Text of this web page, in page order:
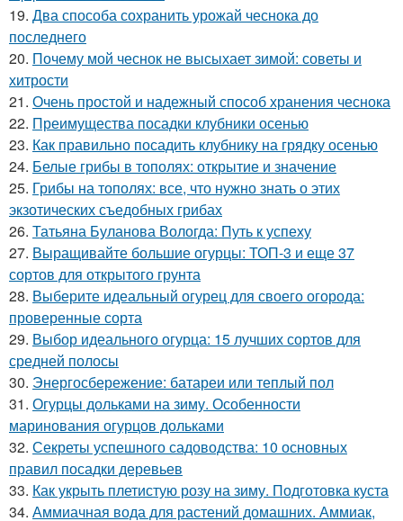
19. Два способа сохранить урожай чеснока до
последнего
20. Почему мой чеснок не высыхает зимой: советы и
хитрости
21. Очень простой и надежный способ хранения чеснока
22. Преимущества посадки клубники осенью
23. Как правильно посадить клубнику на грядку осенью
24. Белые грибы в тополях: открытие и значение
25. Грибы на тополях: все, что нужно знать о этих
экзотических съедобных грибах
26. Татьяна Буланова Вологда: Путь к успеху
27. Выращивайте большие огурцы: ТОП-3 и еще 37
сортов для открытого грунта
28. Выберите идеальный огурец для своего огорода:
проверенные сорта
29. Выбор идеального огурца: 15 лучших сортов для
средней полосы
30. Энергосбережение: батареи или теплый пол
31. Огурцы дольками на зиму. Особенности
маринования огурцов дольками
32. Секреты успешного садоводства: 10 основных
правил посадки деревьев
33. Как укрыть плетистую розу на зиму. Подготовка куста
34. Аммиачная вода для растений домашних. Аммиак,